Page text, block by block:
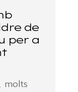
de
per a
molts